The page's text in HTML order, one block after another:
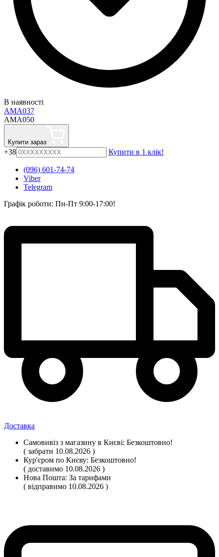
В наявності
AMA037
AMA050
Купити зараз
+38 Купити в 1 клік!
(096) 601-74-74
Viber
Telegram
Графік роботи: Пн-Пт 9:00-17:00!
Доставка
Самовивіз з магазину в Києві: Безкоштовно!
( забрати 10.08.2026 )
Кур'єром по Києву: Безкоштовно!
( доставимо 10.08.2026 )
Нова Пошта: За тарифами
( відправимо 10.08.2026 )